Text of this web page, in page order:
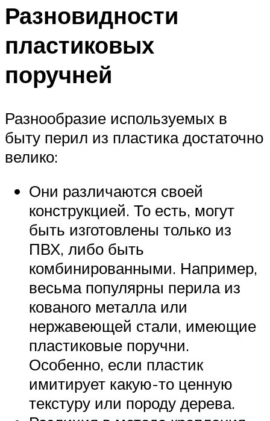
Разновидности
пластиковых
поручней
Разнообразие используемых в
быту перил из пластика достаточно
велико:
Они различаются своей
конструкцией. То есть, могут
быть изготовлены только из
ПВХ, либо быть
комбинированными. Например,
весьма популярны перила из
кованого металла или
нержавеющей стали, имеющие
пластиковые поручни.
Особенно, если пластик
имитирует какую-то ценную
текстуру или породу дерева.